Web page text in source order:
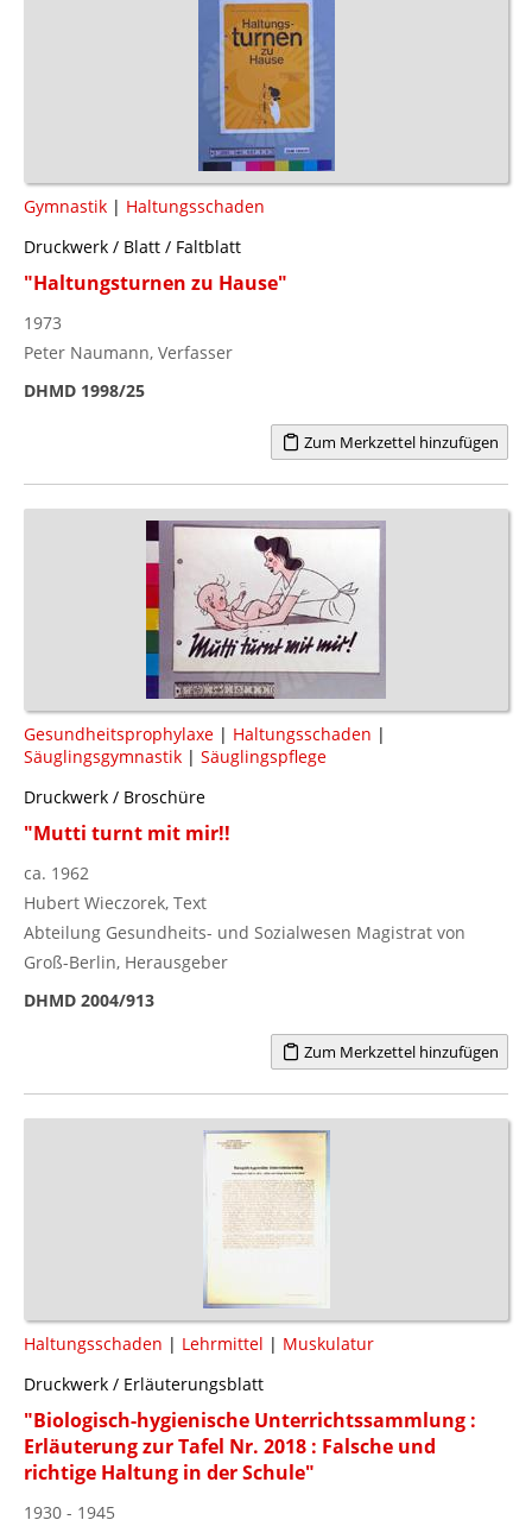
Gymnastik | Haltungsschaden
Druckwerk / Blatt / Faltblatt
"Haltungsturnen zu Hause"
1973
Peter Naumann, Verfasser
DHMD 1998/25
Zum Merkzettel hinzufügen
Gesundheitsprophylaxe | Haltungsschaden |
Säuglingsgymnastik | Säuglingspflege
Druckwerk / Broschüre
"Mutti turnt mit mir!!
ca. 1962
Hubert Wieczorek, Text
Abteilung Gesundheits- und Sozialwesen Magistrat von
Groß-Berlin, Herausgeber
DHMD 2004/913
Zum Merkzettel hinzufügen
Haltungsschaden | Lehrmittel | Muskulatur
Druckwerk / Erläuterungsblatt
"Biologisch-hygienische Unterrichtssammlung :
Erläuterung zur Tafel Nr. 2018 : Falsche und
richtige Haltung in der Schule"
1930 - 1945